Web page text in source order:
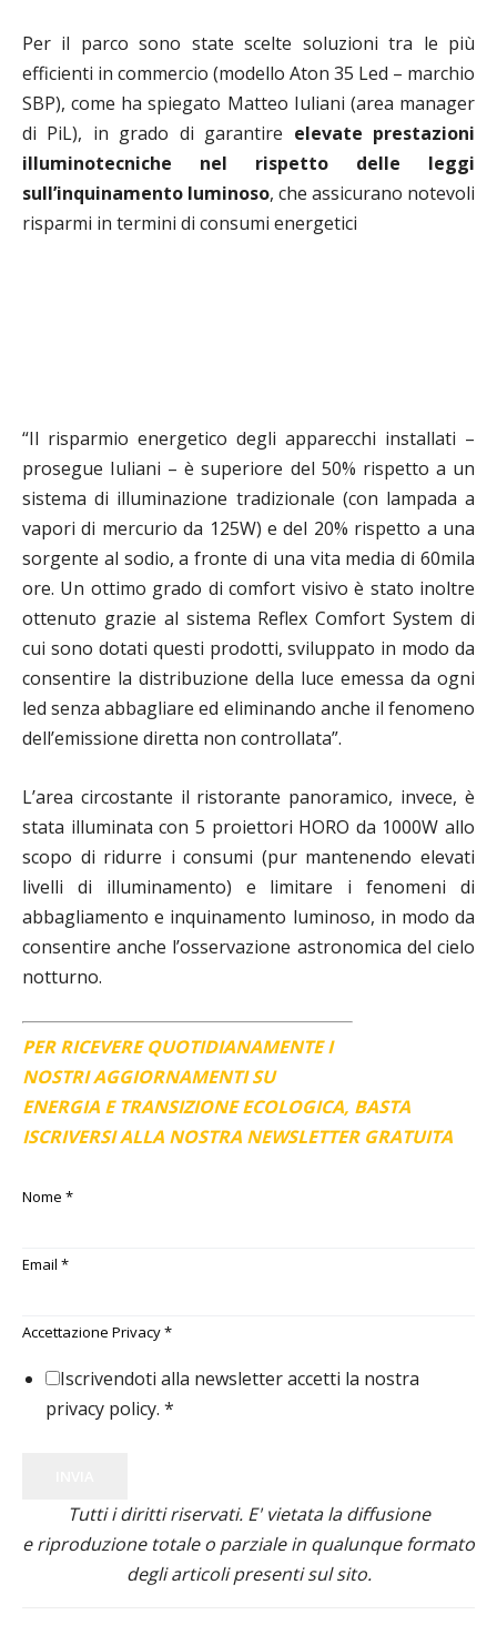
Per il parco sono state scelte soluzioni tra le più
efficienti in commercio (modello Aton 35 Led – marchio
SBP), come ha spiegato Matteo Iuliani (area manager
di PiL), in grado di garantire elevate prestazioni
illuminotecniche nel rispetto delle leggi
sull’inquinamento luminoso, che assicurano notevoli
risparmi in termini di consumi energetici
“Il risparmio energetico degli apparecchi installati –
prosegue Iuliani – è superiore del 50% rispetto a un
sistema di illuminazione tradizionale (con lampada a
vapori di mercurio da 125W) e del 20% rispetto a una
sorgente al sodio, a fronte di una vita media di 60mila
ore. Un ottimo grado di comfort visivo è stato inoltre
ottenuto grazie al sistema Reflex Comfort System di
cui sono dotati questi prodotti, sviluppato in modo da
consentire la distribuzione della luce emessa da ogni
led senza abbagliare ed eliminando anche il fenomeno
dell’emissione diretta non controllata”.
L’area circostante il ristorante panoramico, invece, è
stata illuminata con 5 proiettori HORO da 1000W allo
scopo di ridurre i consumi (pur mantenendo elevati
livelli di illuminamento) e limitare i fenomeni di
abbagliamento e inquinamento luminoso, in modo da
consentire anche l’osservazione astronomica del cielo
notturno.
PER RICEVERE QUOTIDIANAMENTE I
NOSTRI AGGIORNAMENTI SU
ENERGIA E TRANSIZIONE ECOLOGICA, BASTA
ISCRIVERSI ALLA NOSTRA NEWSLETTER GRATUITA
Nome *
Email *
Accettazione Privacy*
Iscrivendoti alla newsletter accetti la nostra
privacy policy. *
Tutti i diritti riservati. E' vietata la diffusione
e riproduzione totale o parziale in qualunque formato
degli articoli presenti sul sito.